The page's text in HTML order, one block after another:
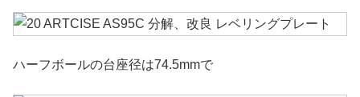
ハーフボールの台座径は74.5mmで